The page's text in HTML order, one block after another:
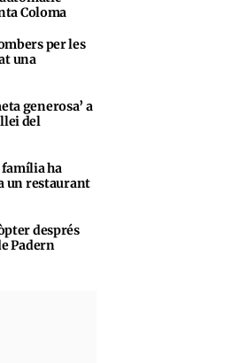
Coloma
per les
una
generosa’ a
del
família ha
un restaurant
després
Padern